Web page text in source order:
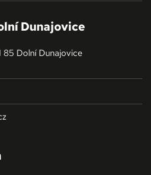
Dunajovice
85 Dolní Dunajovice